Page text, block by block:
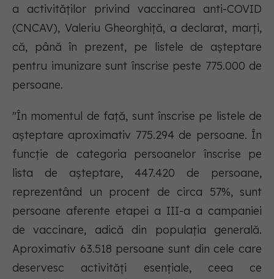
a activităţilor privind vaccinarea anti-COVID
(CNCAV), Valeriu Gheorghiţă, a declarat, marţi,
că, până în prezent, pe listele de aşteptare
pentru imunizare sunt înscrise peste 775.000 de
persoane.
"În momentul de faţă, sunt înscrise pe listele de
aşteptare aproximativ 775.294 de persoane. În
funcţie de categoria persoanelor înscrise pe
lista de aşteptare, 447.420 de persoane,
reprezentând un procent de circa 57%, sunt
persoane aferente etapei a III-a a campaniei
de vaccinare, adică din populaţia generală.
Aproximativ 63.518 persoane sunt din cele care
deservesc activităţi esenţiale, ceea ce